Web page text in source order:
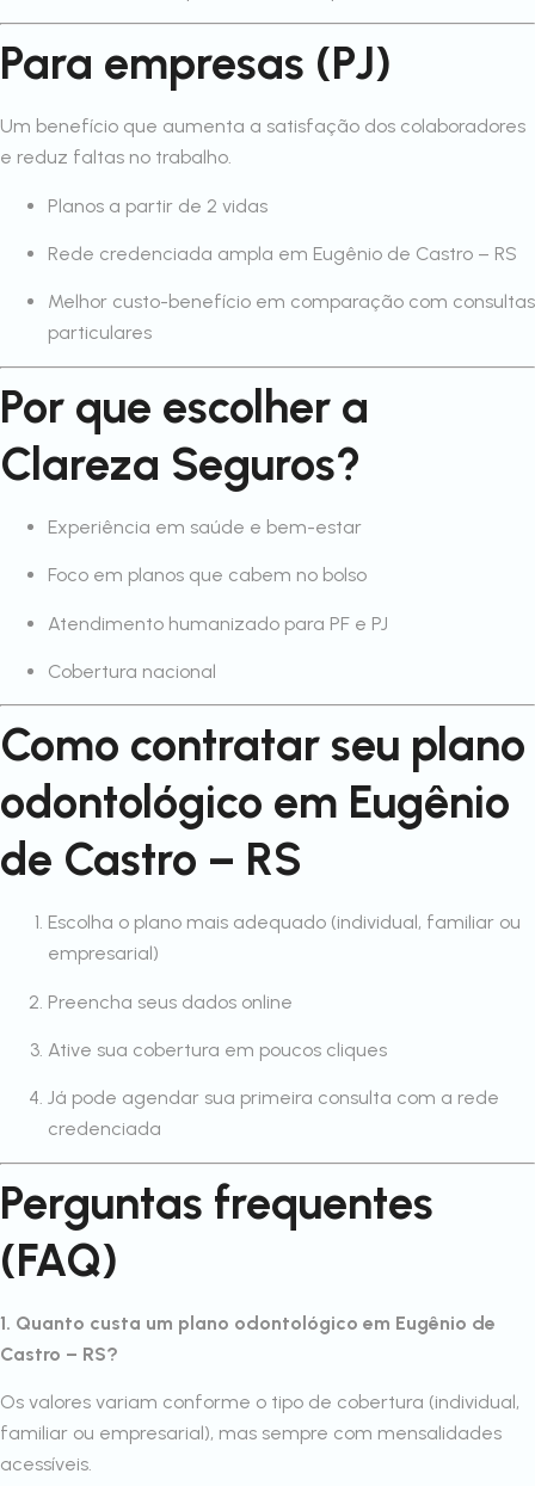
Para empresas (PJ)
Um benefício que aumenta a satisfação dos colaboradores
e reduz faltas no trabalho.
Planos a partir de 2 vidas
Rede credenciada ampla em Eugênio de Castro – RS
Melhor custo-benefício em comparação com consultas
particulares
Por que escolher a
Clareza Seguros?
Experiência em saúde e bem-estar
Foco em planos que cabem no bolso
Atendimento humanizado para PF e PJ
Cobertura nacional
Como contratar seu plano
odontológico em Eugênio
de Castro – RS
Escolha o plano mais adequado (individual, familiar ou
empresarial)
Preencha seus dados online
Ative sua cobertura em poucos cliques
Já pode agendar sua primeira consulta com a rede
credenciada
Perguntas frequentes
(FAQ)
1. Quanto custa um plano odontológico em Eugênio de
Castro – RS?
Os valores variam conforme o tipo de cobertura (individual,
familiar ou empresarial), mas sempre com mensalidades
acessíveis.